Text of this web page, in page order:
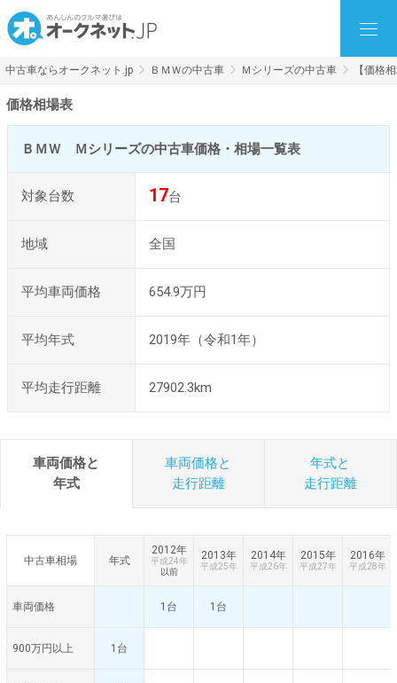
中古車ならオークネット.jp ＢＭＷの中古車 Ｍシリーズの中古車 【価格
価格相場表
ＢＭＷ Ｍシリーズの中古車価格・相場一覧表
対象台数 17台
地域 全国
平均車両価格 654.9万円
平均年式 2019年（令和1年）
平均走行距離 27902.3km
車両価格と
年式
車両価格と
走行距離
年式と
走行距離
中古車相場 年式
2012年
平成24年
以前
2013年
平成25年
2014年
平成26年
2015年
平成27年
2016年
平成28年
車両価格
900万円以上
1台 1台
1台